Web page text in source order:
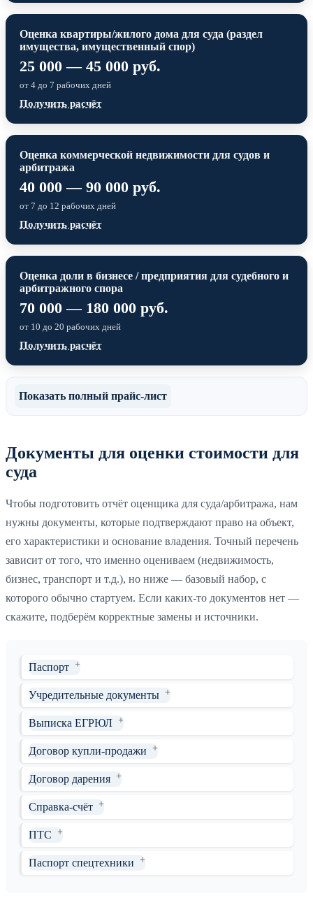
Оценка квартиры/жилого дома для суда (раздел
имущества, имущественный спор)
25 000 — 45 000 руб.
от 4 до 7 рабочих дней
Получить расчёт
Оценка коммерческой недвижимости для судов и
арбитража
40 000 — 90 000 руб.
от 7 до 12 рабочих дней
Получить расчёт
Оценка доли в бизнесе / предприятия для судебного и
арбитражного спора
70 000 — 180 000 руб.
от 10 до 20 рабочих дней
Получить расчёт
Показать полный прайс-лист
Документы для оценки стоимости для
суда
Чтобы подготовить отчёт оценщика для суда/арбитража, нам
нужны документы, которые подтверждают право на объект,
его характеристики и основание владения. Точный перечень
зависит от того, что именно оцениваем (недвижимость,
бизнес, транспорт и т.д.), но ниже — базовый набор, с
которого обычно стартуем. Если каких-то документов нет —
скажите, подберём корректные замены и источники.
Паспорт
Учредительные документы
Выписка ЕГРЮЛ
Договор купли-продажи
Договор дарения
Справка-счёт
ПТС
Паспорт спецтехники